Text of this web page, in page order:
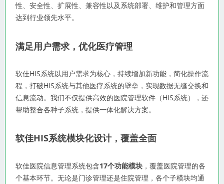
性、安全性、扩展性、兼容性以及系统部署、维护和管理方面
达到行业领先水平。
满足用户需求，优化医疗管理
软佳HIS系统以用户需求为核心，持续增加新功能，简化操作流
程，打破HIS系统与其他医疗系统的壁垒，实现数据无缝交换和
信息流动。我们不仅提供高效的医院管理软件（HIS系统），还
帮助整合各种子系统，提供一体化解决方案。
软佳HIS系统模块化设计，覆盖全面
软佳医院信息管理系统包含17个功能模块 ，覆盖医院管理的各
个基本环节。无论是门诊管理还是住院管理，各个子模块均通